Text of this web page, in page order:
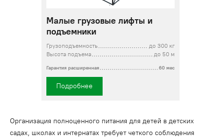
Малые грузовые лифты и
подъемники
Грузоподъемность
до 300 кг
Высота подъема
до 50 м
Гарантия расширенная 60 мес
Подробнее
Организация полноценного питания для детей в детских
садах, школах и интернатах требует четкого соблюдения